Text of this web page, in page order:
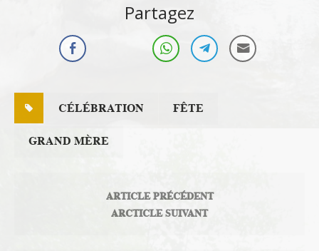
Partagez
CÉLÉBRATION FÊTE
GRAND MÈRE
ARTICLE PRÉCÉDENT
ARCTICLE SUIVANT